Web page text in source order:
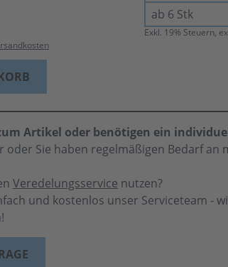
ab 6 Stk
Exkl. 19% Steuern,
Artikel oder benötigen ein
oder Sie haben regelmäßigen Bedarf an
Veredelungsservice nutzen?
und kostenlos unser Serviceteam -